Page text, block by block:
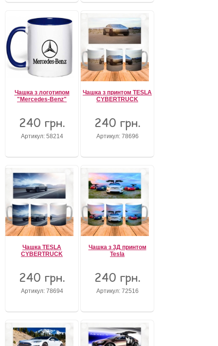
Чашка з логотипом
"Mercedes-Benz"
240 грн.
Артикул: 58214
Чашка з принтом TESLA
CYBERTRUCK
240 грн.
Артикул: 78696
Чашка TESLA
CYBERTRUCK
240 грн.
Артикул: 78694
Чашка з 3Д принтом
Tesla
240 грн.
Артикул: 72516